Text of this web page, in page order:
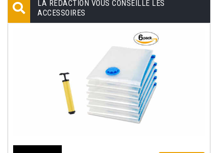
LA RÉDACTION VOUS CONSEILLE LES
ACCESSOIRES